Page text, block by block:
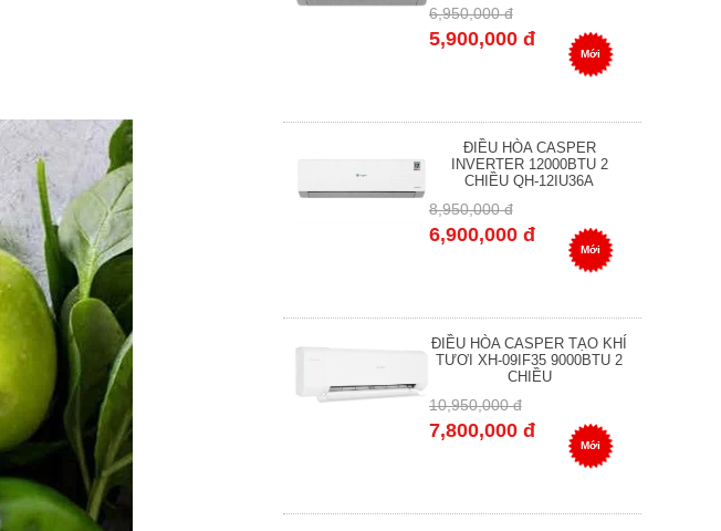
6,950,000 đ
5,900,000 đ
Mới
ĐIỀU HÒA CASPER
INVERTER 12000BTU 2
CHIỀU QH-12IU36A
8,950,000 đ
6,900,000 đ
Mới
ĐIỀU HÒA CASPER TẠO KHÍ
TƯƠI XH-09IF35 9000BTU 2
CHIỀU
10,950,000 đ
7,800,000 đ
Mới